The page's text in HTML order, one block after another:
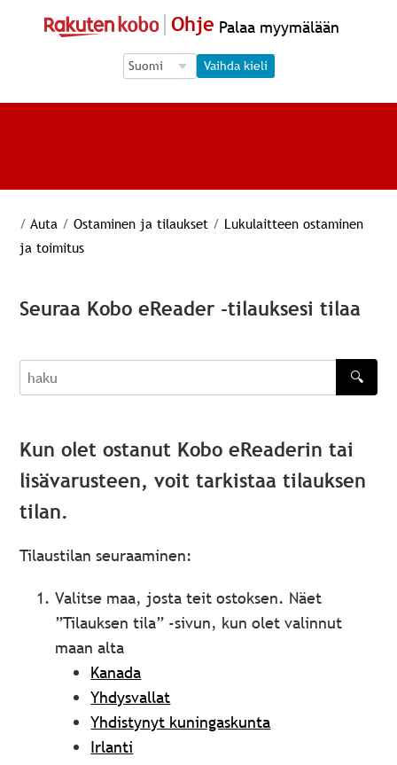
Ohje Palaa myymälään
Language Selection
Language Selection
Vaihda kieli
/ Auta / Ostaminen ja tilaukset / Lukulaitteen ostaminen
ja toimitus
Seuraa Kobo eReader -tilauksesi tilaa
haku
🔍
Kun olet ostanut Kobo eReaderin tai
lisävarusteen, voit tarkistaa tilauksen
tilan.
Tilaustilan seuraaminen:
Valitse maa, josta teit ostoksen. Näet
”Tilauksen tila” -sivun, kun olet valinnut
maan alta
Kanada
Yhdysvallat
Yhdistynyt kuningaskunta
Irlanti